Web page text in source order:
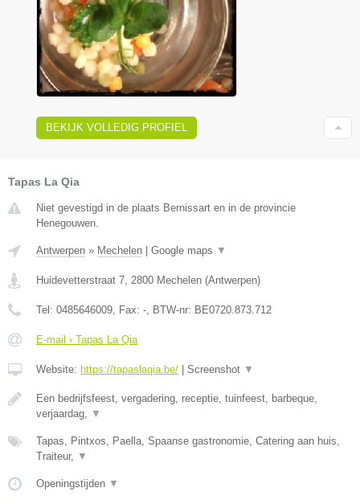
BEKIJK VOLLEDIG PROFIEL
Tapas La Qia
Niet gevestigd in de plaats Bernissart en in de provincie
Henegouwen.
Antwerpen » Mechelen | Google maps ▼
Huidevetterstraat 7 2800 Mechelen (Antwerpen)
Tel: 0485646009 , Fax: - , BTW-nr: BE0720.873.712
E-mail › Tapas La Qia
Website: https://tapaslaqia.be/ | Screenshot ▼
Een bedrijfsfeest, vergadering, receptie, tuinfeest, barbeque,
verjaardag,
▼
Tapas, Pintxos, Paella, Spaanse gastronomie, Catering aan huis,
Traiteur,
▼
Openingstijden ▼